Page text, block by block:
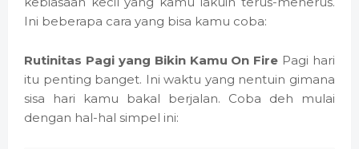
Ini beberapa cara yang bisa kamu coba:
Rutinitas Pagi yang Bikin Kamu On Fire Pagi hari
itu penting banget. Ini waktu yang nentuin gimana
sisa hari kamu bakal berjalan. Coba deh mulai
dengan hal-hal simpel ini: